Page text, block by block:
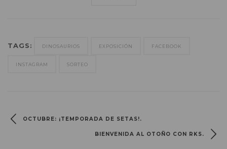
TAGS: DINOSAURIOS EXPOSICIÓN FACEBOOK
INSTAGRAM SORTEO
OCTUBRE: ¡TEMPORADA DE SETAS!.
BIENVENIDA AL OTOÑO CON RKS.